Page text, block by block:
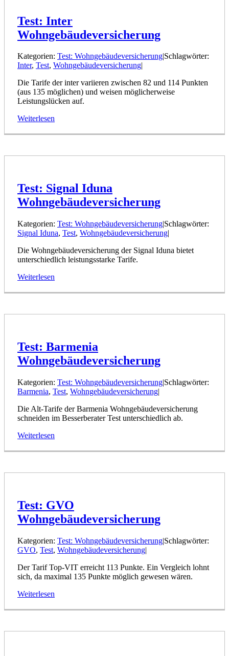
Test: Inter
Wohngebäudeversicherung
Kategorien: Test: Wohngebäudeversicherung Schlagwörter:
Inter, Test, Wohngebäudeversicherung
Die Tarife der inter variieren zwischen 82 und 114 Punkten
(aus 135 möglichen) und weisen möglicherweise
Leistungslücken auf.
Weiterlesen
Test: Signal Iduna
Wohngebäudeversicherung
Kategorien: Test: Wohngebäudeversicherung|Schlagwörter:
Signal Iduna, Test, Wohngebäudeversicherung|
Die Wohngebäudeversicherung der Signal Iduna bietet
unterschiedlich leistungsstarke Tarife.
Weiterlesen
Test: Barmenia
Wohngebäudeversicherung
Kategorien: Test: Wohngebäudeversicherung|Schlagwörter:
Barmenia, Test, Wohngebäudeversicherung|
Die Alt-Tarife der Barmenia Wohngebäudeversicherung
schneiden im Besserberater Test unterschiedlich ab.
Weiterlesen
Test: GVO
Wohngebäudeversicherung
Kategorien: Test: Wohngebäudeversicherung|Schlagwörter:
GVO, Test, Wohngebäudeversicherung|
Der Tarif Top-VIT erreicht 113 Punkte. Ein Vergleich lohnt
sich, da maximal 135 Punkte möglich gewesen wären.
Weiterlesen